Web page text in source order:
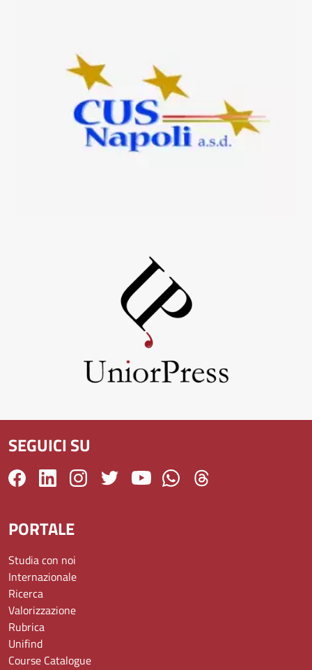
SEGUICI SU
PORTALE
Studia con noi
Internazionale
Ricerca
Valorizzazione
Rubrica
Unifind
Course Catalogue